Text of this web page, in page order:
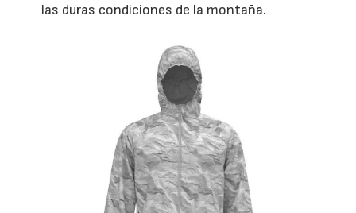
las duras condiciones de la montaña.